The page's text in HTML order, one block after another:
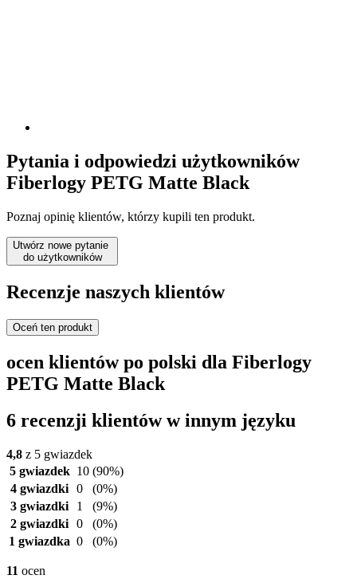
Pytania i odpowiedzi użytkowników
Fiberlogy PETG Matte Black
Poznaj opinię klientów, którzy kupili ten produkt.
Utwórz nowe pytanie
do użytkowników
Recenzje naszych klientów
Oceń ten produkt
ocen klientów po polski dla Fiberlogy
PETG Matte Black
6 recenzji klientów w innym języku
4,8 z 5 gwiazdek
5 gwiazdek 10 (90%)
4 gwiazdki 0
(0%)
3 gwiazdki
1
(9%)
2 gwiazdki 0
(0%)
1 gwiazdka 0 (0%)
11 ocen